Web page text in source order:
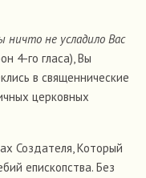
ничто не усладило Вас
4-го гласа), Вы
в священнические
церковных
Создателя, Который
епископства. Без